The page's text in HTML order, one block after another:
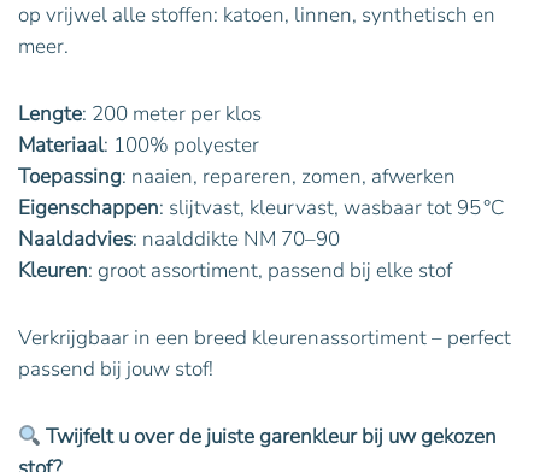
op vrijwel alle stoffen: katoen, linnen, synthetisch en
meer.
Lengte: 200 meter per klos
Materiaal: 100% polyester
Toepassing: naaien, repareren, zomen, afwerken
Eigenschappen: slijtvast, kleurvast, wasbaar tot 95 °C
Naaldadvies: naalddikte NM 70–90
Kleuren: groot assortiment, passend bij elke stof
Verkrijgbaar in een breed kleurenassortiment – perfect
passend bij jouw stof!
Twijfelt u over de juiste garenkleur bij uw gekozen